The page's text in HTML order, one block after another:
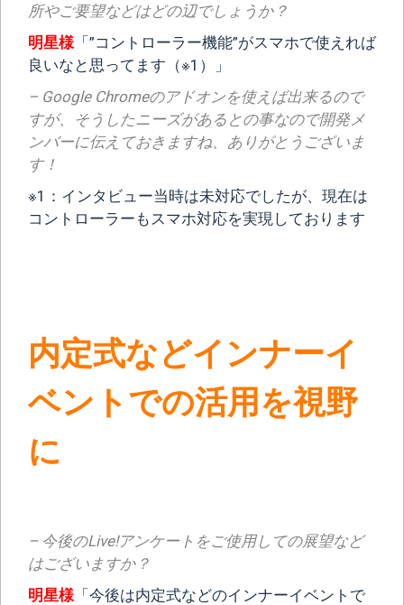
所やご要望などはどの辺でしょうか？
明星様 「”コントローラー機能”がスマホで使えれば
良いなと思ってます（※1）」
– Google Chromeのアドオンを使えば出来るので
すが、そうしたニーズがあるとの事なので開発メ
ンバーに伝えておきますね、ありがとうございま
す！
※1：インタビュー当時は未対応でしたが、現在は
コントローラーもスマホ対応を実現しております
内定式などインナーイ
ベントでの活用を視野
に
– 今後のLive!アンケートをご使用しての展望など
はございますか？
明星様 「今後は内定式などのインナーイベントで